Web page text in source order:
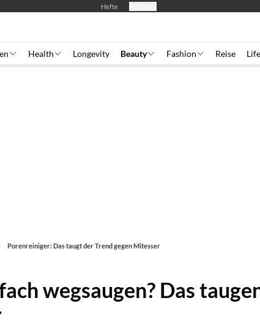
Hefte
Health Longevity Beauty Fashion Reise Life
Porenreiniger: Das taugt der Trend gegen Mitesser
wegsaugen? Das